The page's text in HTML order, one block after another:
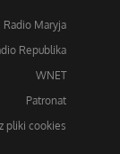
Radio Maryja
Republika
WNET
Patronat
pliki cookies